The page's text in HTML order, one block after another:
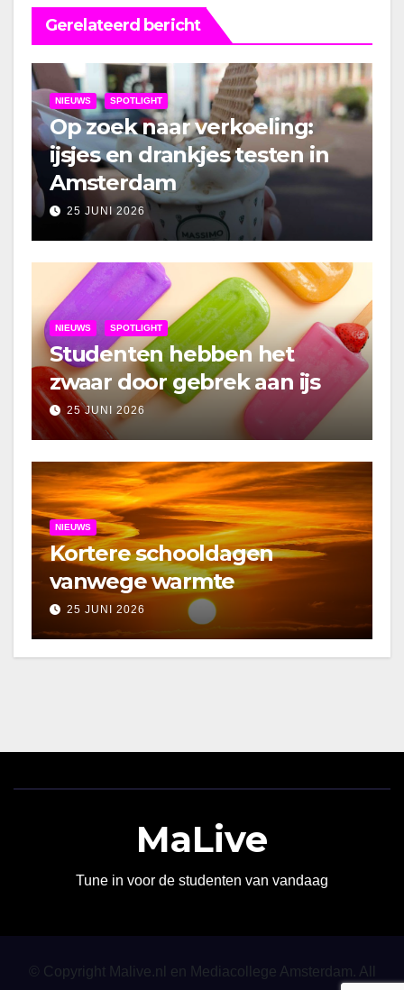
Gerelateerd bericht
NIEUWS SPOTLIGHT
Op zoek naar verkoeling:
ijsjes en drankjes testen in
Amsterdam
25 JUNI 2026
NIEUWS SPOTLIGHT
Studenten hebben het
zwaar door gebrek aan ijs
25 JUNI 2026
NIEUWS
Kortere schooldagen
vanwege warmte
25 JUNI 2026
MaLive
Tune in voor de studenten van vandaag
© Copyright Malive.nl en Mediacollege Amsterdam. All